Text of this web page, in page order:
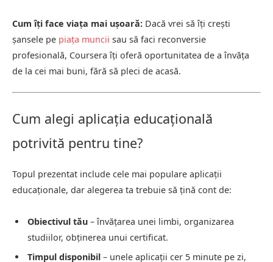
Cum îți face viața mai ușoară: Dacă vrei să îți crești
șansele pe piața muncii sau să faci reconversie
profesională, Coursera îți oferă oportunitatea de a învăța
de la cei mai buni, fără să pleci de acasă.
Cum alegi aplicația educațională
potrivită pentru tine?
Topul prezentat include cele mai populare aplicații
educaționale, dar alegerea ta trebuie să țină cont de:
Obiectivul tău – învățarea unei limbi, organizarea
studiilor, obținerea unui certificat.
Timpul disponibil – unele aplicații cer 5 minute pe zi,